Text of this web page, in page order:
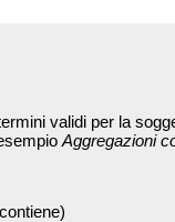
validi per la
Aggregazioni